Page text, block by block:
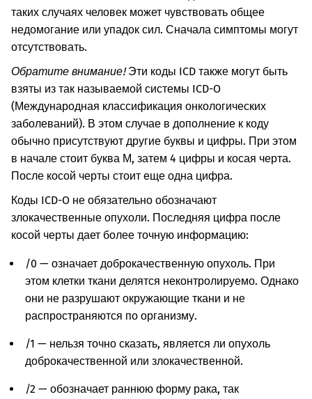
таких случаях человек может чувствовать общее
недомогание или упадок сил. Сначала симптомы могут
отсутствовать.
Обратите внимание!Эти коды ICD также могут быть
взяты из так называемой системы ICD-O
(Международная классификация онкологических
заболеваний). В этом случае в дополнение к коду
обычно присутствуют другие буквы и цифры. При этом
в начале стоит буква М, затем 4 цифры и косая черта.
После косой черты стоит еще одна цифра.
Коды ICD-O не обязательно обозначают
злокачественные опухоли. Последняя цифра после
косой черты дает более точную информацию:
/0 — означает доброкачественную опухоль. При
этом клетки ткани делятся неконтролируемо. Однако
они не разрушают окружающие ткани и не
распространяются по организму.
/1 — нельзя точно сказать, является ли опухоль
доброкачественной или злокачественной.
/2 — обозначает раннюю форму рака, так